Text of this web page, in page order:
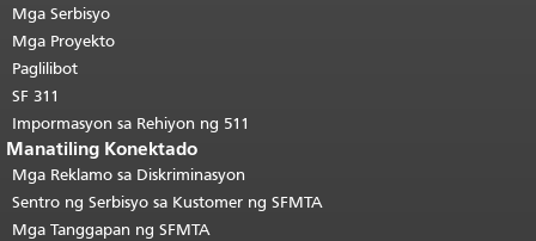
pahinang ito ay nauulit sa bawat
pahina.Bumalik sa tuktok ng
pangunahing nilalaman
Mga Serbisyo
Mga Proyekto
Paglilibot
SF 311
Impormasyon sa Rehiyon ng 511
Manatiling Konektado
Mga Reklamo sa Diskriminasyon
Sentro ng Serbisyo sa Kustomer ng SFMTA
Mga Tanggapan ng SFMTA